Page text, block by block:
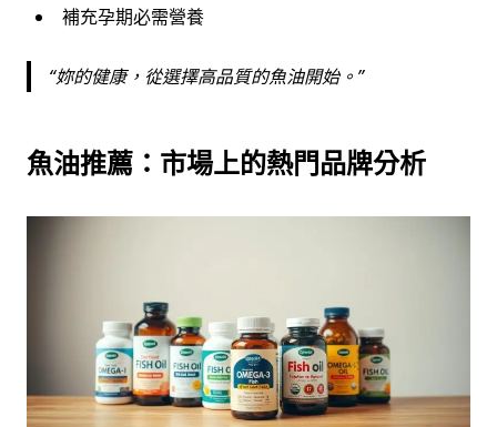
補充孕期必需營養
妳的健康，從選擇高品質的魚油開始。
魚油推薦：市場上的熱門品牌分析